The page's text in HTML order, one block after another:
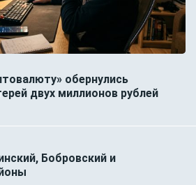
обернулись
двух миллионов рублей
Бобровский и